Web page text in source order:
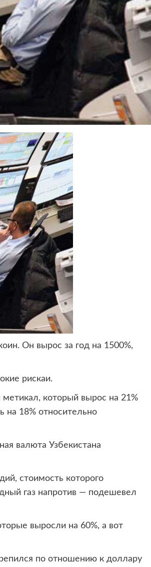
Он вырос за год на 1500%,
рискаи.
который вырос на 21%
на 18% относительно
валюта Узбекистана
стоимость которого
газ напротив — подешевел
выросли на 60%, а вот
по отношению к доллару